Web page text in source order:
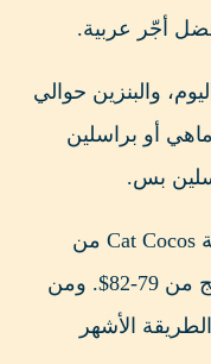
أجّر عربية.
80$ في اليوم، والبنزين حوالي
ماهي أو براسلين
بس.
العبّارة السريعة Cat Cocos من
ماهي لبراسلين بتبدأ من 70$، ولاديج من 79-82$. ومن
15-20$. دي الطريقة الأشهر